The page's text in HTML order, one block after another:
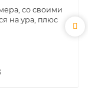
со своими
на ура, плюс